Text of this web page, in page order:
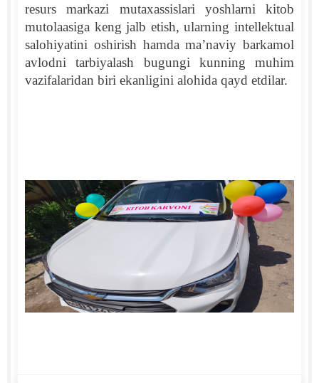
resurs markazi mutaxassislari yoshlarni kitob
mutolaasiga keng jalb etish, ularning intellektual
salohiyatini oshirish hamda ma’naviy barkamol
avlodni tarbiyalash bugungi kunning muhim
vazifalaridan biri ekanligini alohida qayd etdilar.